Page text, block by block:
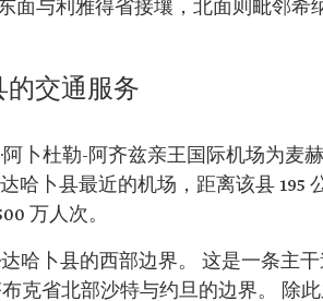
面与利雅得省接壤，北面则毗邻希
的交通服务
阿卜杜勒-阿齐兹亲王国际机场为麦
哈卜县最近的机场，距离该县 195
万人次。
达哈卜县的西部边界。 这是一条主
克省北部沙特与约旦的边界。 除